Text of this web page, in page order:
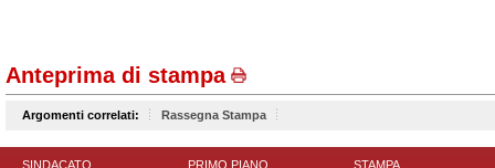
Anteprima di stampa
Argomenti correlati: Rassegna Stampa
SINDACATO
PRIMO PIANO
STAMPA